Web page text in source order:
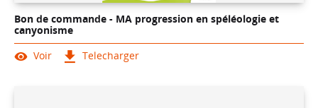
Bon de commande - MA progression en spéléologie et
canyonisme
Voir
Telecharger